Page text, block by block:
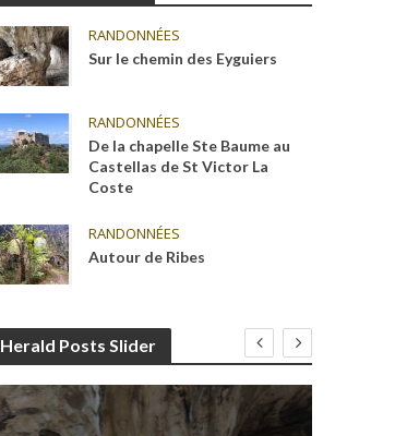
RANDONNÉES
Sur le chemin des Eyguiers
RANDONNÉES
De la chapelle Ste Baume au
Castellas de St Victor La
Coste
RANDONNÉES
Autour de Ribes
Herald Posts Slider